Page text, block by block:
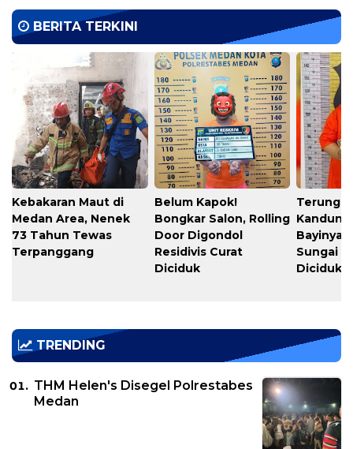
BERITA TERKINI
Kebakaran Maut di
Medan Area, Nenek
73 Tahun Tewas
Terpanggang
Belum Kapok!
Bongkar Salon, Rolling
Door Digondol
Residivis Curat
Diciduk
Bayinya
Sungai
Diciduk
TRENDING
THM Helen's Disegel Polrestabes
Medan